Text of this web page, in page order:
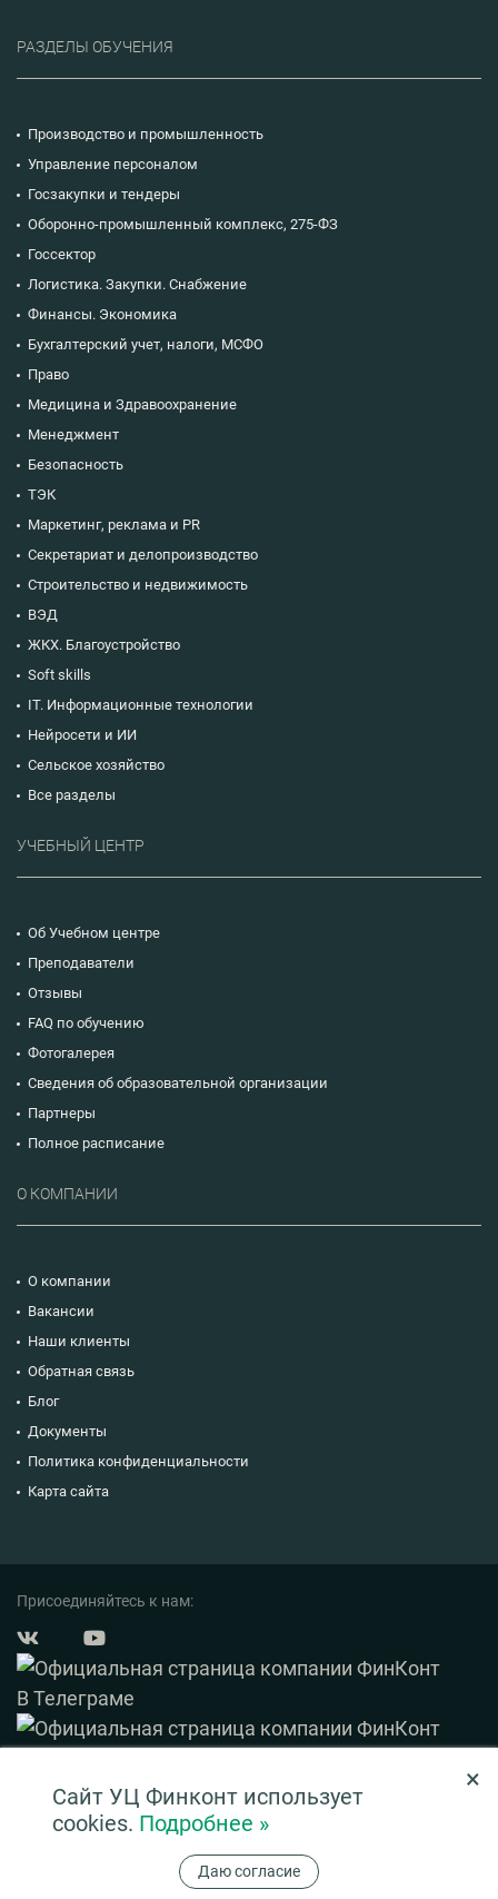
РАЗДЕЛЫ ОБУЧЕНИЯ
Производство и промышленность
Управление персоналом
Госзакупки и тендеры
Оборонно-промышленный комплекс, 275-ФЗ
Госсектор
Логистика. Закупки. Снабжение
Финансы. Экономика
Бухгалтерский учет, налоги, МСФО
Право
Медицина и Здравоохранение
Менеджмент
Безопасность
ТЭК
Маркетинг, реклама и PR
Секретариат и делопроизводство
Строительство и недвижимость
ВЭД
ЖКХ. Благоустройство
Soft skills
IT. Информационные технологии
Нейросети и ИИ
Сельское хозяйство
Все разделы
УЧЕБНЫЙ ЦЕНТР
Об Учебном центре
Преподаватели
Отзывы
FAQ по обучению
Фотогалерея
Сведения об образовательной организации
Партнеры
Полное расписание
О КОМПАНИИ
О компании
Вакансии
Наши клиенты
Обратная связь
Блог
Документы
Политика конфиденциальности
Карта сайта
Присоединяйтесь к нам:
Нашли ошибку? Выделите ее и нажмите Ctrl+Enter
Информация на сайте ни при каких условиях не является публичной офертой,
определяемой положениями ч. 2 ст. 437 ГК РФ
×
Сайт УЦ Финконт использует
cookies. Подробнее »
Даю согласие